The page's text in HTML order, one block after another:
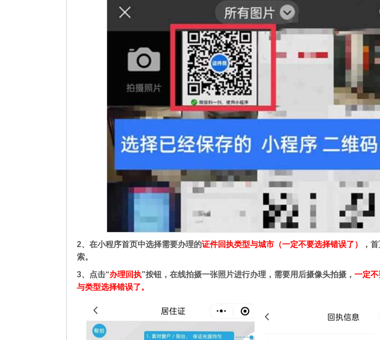
2、在小程序首页中选择需要办理的证件回执类型与城市（一定不要选择错误了）
，
索。
3、点击“办理回执”按钮，在线拍摄一张照片进行办理，需要用后摄像头拍摄， 一定
与类型选择错误了。